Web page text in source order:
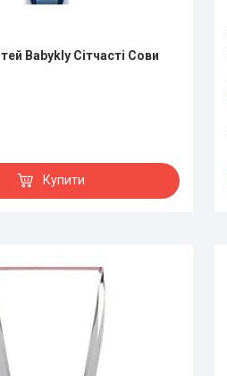
Babykly Сітчасті Сови
Купити